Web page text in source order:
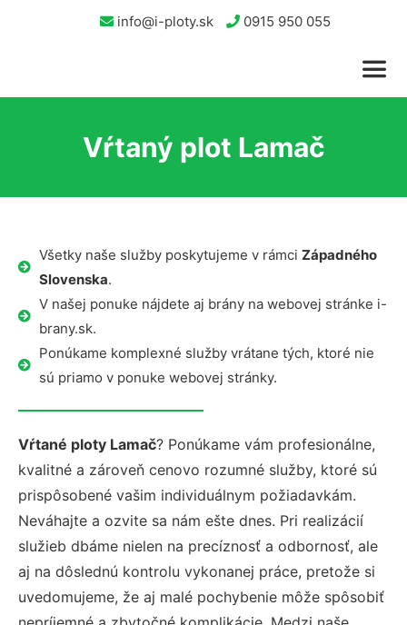
info@i-ploty.sk 0915 950 055
Vŕtaný plot Lamač
Všetky naše služby poskytujeme v rámci Západného
Slovenska.
V našej ponuke nájdete aj brány na webovej stránke i-
brany.sk.
Ponúkame komplexné služby vrátane tých, ktoré nie
sú priamo v ponuke webovej stránky.
Vŕtané ploty Lamač? Ponúkame vám profesionálne,
kvalitné a zároveň cenovo rozumné služby, ktoré sú
prispôsobené vašim individuálnym požiadavkám.
Neváhajte a ozvite sa nám ešte dnes. Pri realizácií
služieb dbáme nielen na precíznosť a odbornosť, ale
aj na dôslednú kontrolu vykonanej práce, pretože si
uvedomujeme, že aj malé pochybenie môže spôsobiť